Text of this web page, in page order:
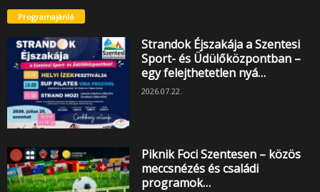
Programajánló
Strandok Éjszakája a Szentesi
Sport- és Üdülőközpontban –
egy felejthetetlen nyá…
2026.07.22.
Piknik Foci Szentesen – közös
meccsnézés és családi
programok…